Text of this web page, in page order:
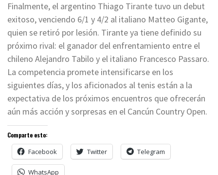
Finalmente, el argentino Thiago Tirante tuvo un debut
exitoso, venciendo 6/1 y 4/2 al italiano Matteo Gigante,
quien se retiró por lesión. Tirante ya tiene definido su
próximo rival: el ganador del enfrentamiento entre el
chileno Alejandro Tabilo y el italiano Francesco Passaro.
La competencia promete intensificarse en los
siguientes días, y los aficionados al tenis están a la
expectativa de los próximos encuentros que ofrecerán
aún más acción y sorpresas en el Cancún Country Open.
Comparte esto:
Facebook Twitter Telegram
WhatsApp